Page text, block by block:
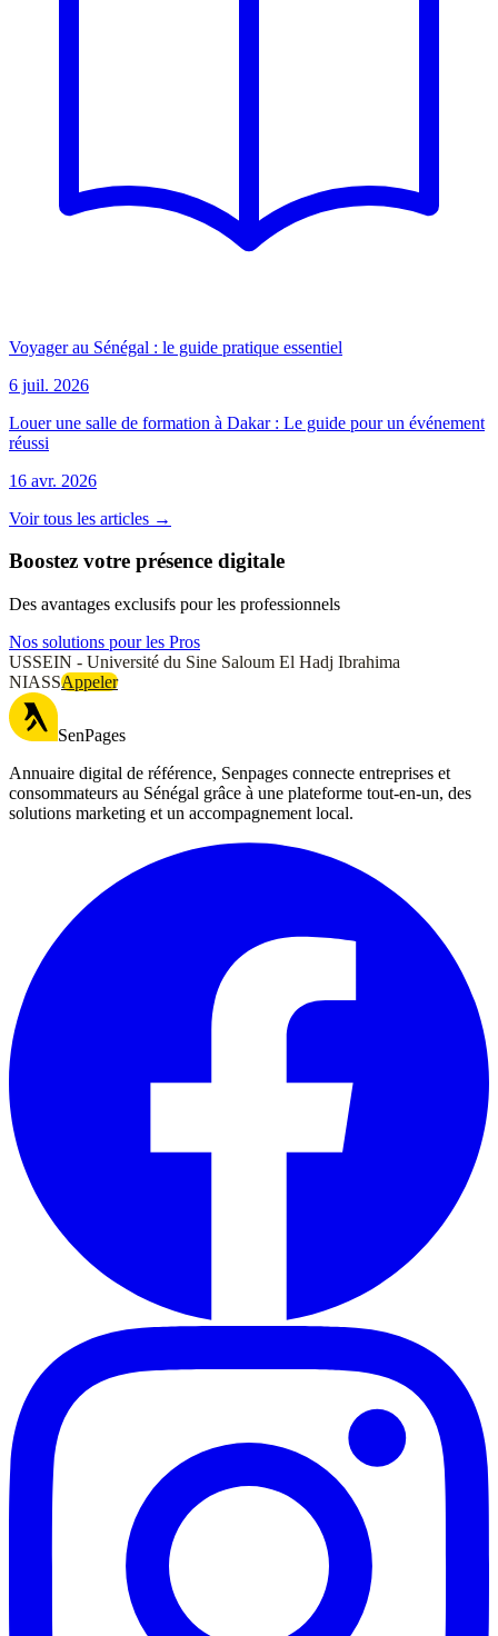
Voyager au Sénégal : le guide pratique essentiel
6 juil. 2026
Louer une salle de formation à Dakar : Le guide pour un événement
réussi
16 avr. 2026
Voir tous les articles →
Boostez votre présence digitale
Des avantages exclusifs pour les professionnels
Nos solutions pour les Pros
USSEIN - Université du Sine Saloum El Hadj Ibrahima
NIASSAppeler
SenPages
Annuaire digital de référence, Senpages connecte entreprises et
consommateurs au Sénégal grâce à une plateforme tout-en-un, des
solutions marketing et un accompagnement local.